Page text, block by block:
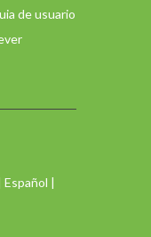
de usuario
Español |